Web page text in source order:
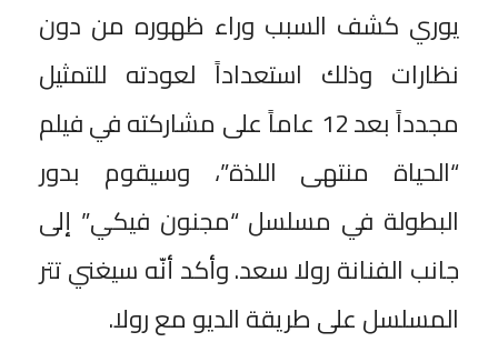
يوري كشف السبب وراء ظهوره من دون
نظارات وذلك استعداداً لعودته للتمثيل
مجدداً بعد 12 عاماً على مشاركته في فيلم
“الحياة منتهى اللذة”، وسيقوم بدور
البطولة في مسلسل “مجنون فيكي” إلى
جانب الفنانة رولا سعد. وأكد أنّه سيغني تتر
المسلسل على طريقة الديو مع رولا.